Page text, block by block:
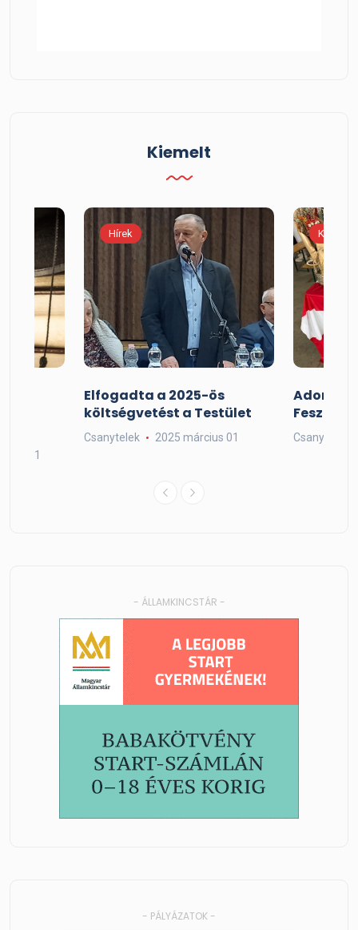
Kiemelt
01
Hírek
Elfogadta a 2025-ös
költségvetést a Testület
Csanytelek 2025 március 01
Kiemelt
Adorjáni
Fesztivál
Csanytelek
- ÁLLAMKINCSTÁR -
- PÁLYÁZATOK -